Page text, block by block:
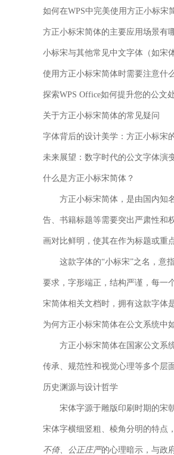
如何在WPS中完美使用方正小标宋
方正小标宋简体的主要应用场景有
小标宋与其他常见中文字体（如宋
使用方正小标宋简体时需要注意什
探索WPS Office如何提升您的公文
关于方正小标宋简体的常见疑问
字体背后的设计美学：方正小标宋
未来展望：数字时代的公文字体演
什么是方正小标宋简体？
方正小标宋简体，是由国内知
告、书籍标题等需要突出 严肃性和
画对比鲜明，使其在作为标题或重
这款字体的“小标宋”之名，意
要求，字形端正，结构严谨，每一
宋简体相关文档时，拥有这款字体
为何方正小标宋简体在公文系统中
方正小标宋简体在国家公文系
传承、规范性和视觉心理等多个层面
历史渊源与设计哲学
宋体字源于雕版印刷时期的宋
宋体字横细竖粗、棱角分明的特点
不倚、公正庄严的心理暗示，与政